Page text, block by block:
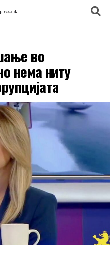
во
нема ниту